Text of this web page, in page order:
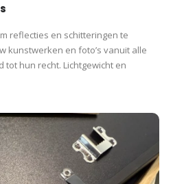
reflecties en schitteringen te
kunstwerken en foto’s vanuit alle
hun recht. Lichtgewicht en